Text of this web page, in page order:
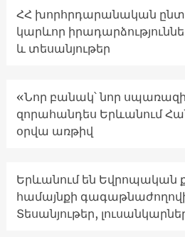
ՀՀ խորհրդարանական
կարևոր
և տեսանյութեր
«Նոր բանակ՝ նոր
զորահանդես Երևանում
օրվա առթիվ
Երևանում են
համայնքի
Տեսանյութեր,